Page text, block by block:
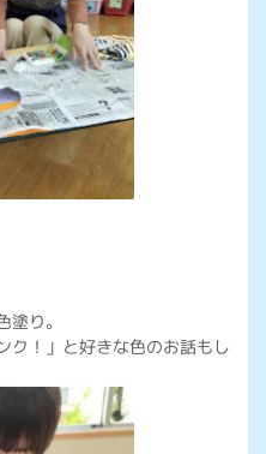
り。
ク！」と好きな色のお話もし